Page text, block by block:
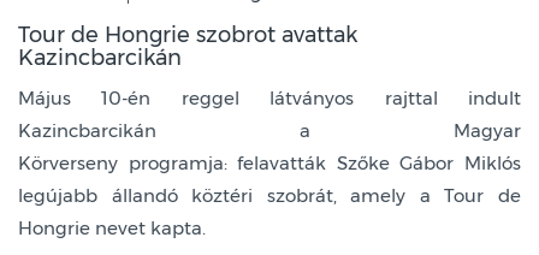
Tour de Hongrie szobrot avattak
Kazincbarcikán
Május 10-én reggel látványos rajttal indult
Kazincbarcikán a Magyar
Körverseny programja: felavatták Szőke Gábor Miklós
legújabb állandó köztéri szobrát, amely a Tour de
Hongrie nevet kapta.